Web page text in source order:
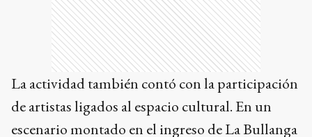
La actividad también contó con la participación
de artistas ligados al espacio cultural. En un
escenario montado en el ingreso de La Bullanga
se presentaron Chama da Rúa, Tresmatesyazz,
Cande Almada, Próspero Raúl Cantón, Mariana
Dátola y Manu María. Al mismo tiempo, hubo